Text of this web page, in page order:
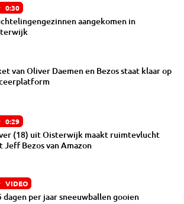
0:30
aangekomen in
van Oliver Daemen en Bezos staat klaar op
0:29
(18) uit Oisterwijk maakt ruimtevlucht
Jeff Bezos van Amazon
VIDEO
dagen per jaar sneeuwballen gooien